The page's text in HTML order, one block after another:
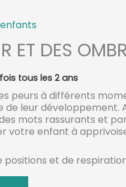
ET DES
peurs à différents
de leur développement.
mots rassurants et
votre enfant à
positions et de